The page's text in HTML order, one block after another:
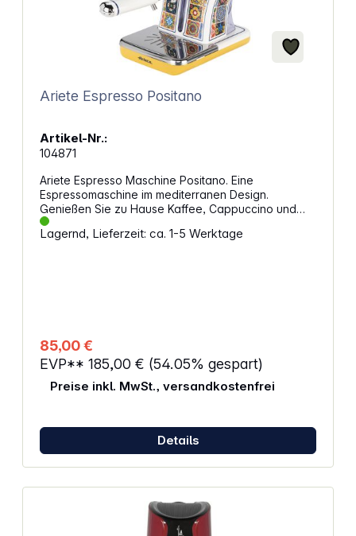
Ariete Espresso Positano
Artikel-Nr.:
104871
Ariete Espresso Maschine Positano. Eine
Espressomaschine im mediterranen Design.
Genießen Sie zu Hause Kaffee, Cappuccino und
mehr in Barista-Qualität. Eigenschaften: Designlinie:
Positano - mediterranes Design Für gemahlenen
Lagernd, Lieferzeit: ca. 1-5 Werktage
85,00 €
EVP** 185,00 € (54.05% gespart)
Preise inkl. MwSt., versandkostenfrei
Details